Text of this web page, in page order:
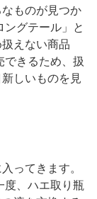
ものが見つか
ングテール」と
えない商品
できるため、扱
しいものを見
ってきます。
度、ハエ取り瓶